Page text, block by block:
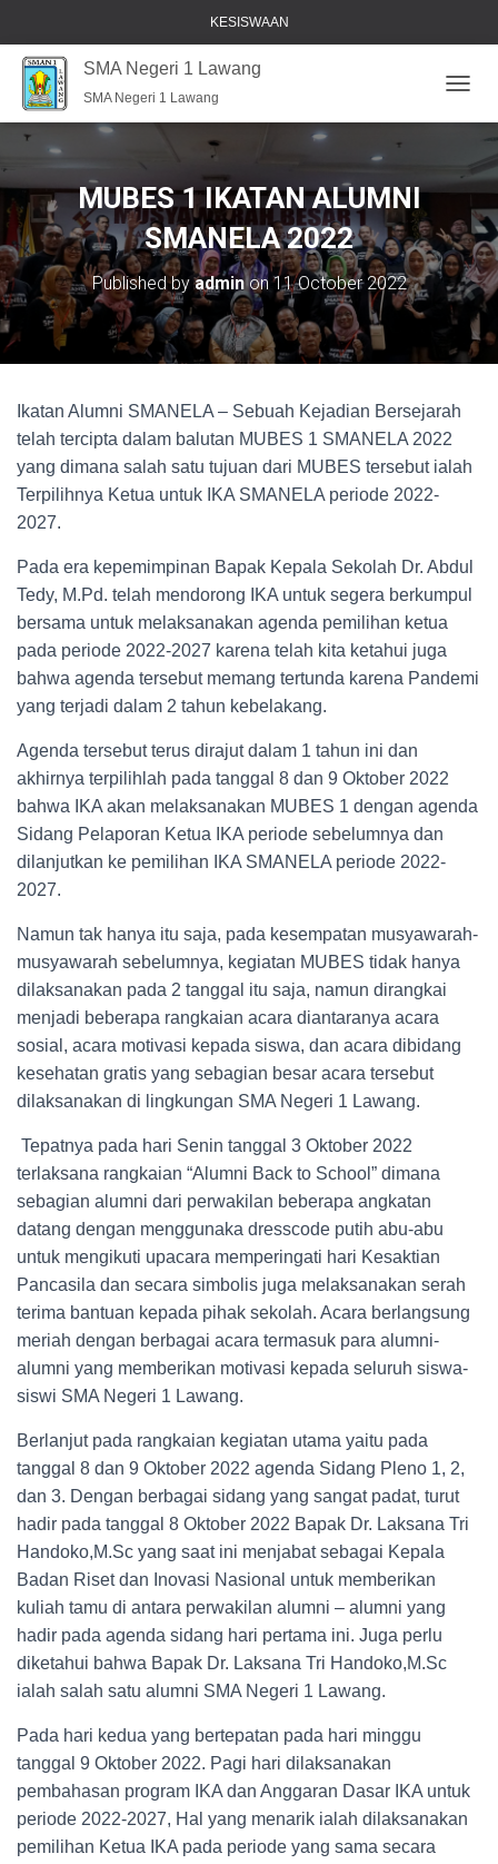
KESISWAAN
SMA Negeri 1 Lawang
SMA Negeri 1 Lawang
O
L
N
A
V
I
T
N
MUBES 1 IKATAN ALUMNI
SMANELA 2022
Published byadminon11 October 2022
Ikatan Alumni SMANELA – Sebuah Kejadian Bersejarah
telah tercipta dalam balutan MUBES 1 SMANELA 2022
yang dimana salah satu tujuan dari MUBES tersebut ialah
Terpilihnya Ketua untuk IKA SMANELA periode 2022-
2027.
Pada era kepemimpinan Bapak Kepala Sekolah Dr. Abdul
Tedy, M.Pd. telah mendorong IKA untuk segera berkumpul
bersama untuk melaksanakan agenda pemilihan ketua
pada periode 2022-2027 karena telah kita ketahui juga
bahwa agenda tersebut memang tertunda karena Pandemi
yang terjadi dalam 2 tahun kebelakang.
Agenda tersebut terus dirajut dalam 1 tahun ini dan
akhirnya terpilihlah pada tanggal 8 dan 9 Oktober 2022
bahwa IKA akan melaksanakan MUBES 1 dengan agenda
Sidang Pelaporan Ketua IKA periode sebelumnya dan
dilanjutkan ke pemilihan IKA SMANELA periode 2022-
2027.
Namun tak hanya itu saja, pada kesempatan musyawarah-
musyawarah sebelumnya, kegiatan MUBES tidak hanya
dilaksanakan pada 2 tanggal itu saja, namun dirangkai
menjadi beberapa rangkaian acara diantaranya acara
sosial, acara motivasi kepada siswa, dan acara dibidang
kesehatan gratis yang sebagian besar acara tersebut
dilaksanakan di lingkungan SMA Negeri 1 Lawang.
Tepatnya pada hari Senin tanggal 3 Oktober 2022
terlaksana rangkaian “Alumni Back to School” dimana
sebagian alumni dari perwakilan beberapa angkatan
datang dengan menggunaka dresscode putih abu-abu
untuk mengikuti upacara memperingati hari Kesaktian
Pancasila dan secara simbolis juga melaksanakan serah
terima bantuan kepada pihak sekolah. Acara berlangsung
meriah dengan berbagai acara termasuk para alumni-
alumni yang memberikan motivasi kepada seluruh siswa-
siswi SMA Negeri 1 Lawang.
Berlanjut pada rangkaian kegiatan utama yaitu pada
tanggal 8 dan 9 Oktober 2022 agenda Sidang Pleno 1, 2,
dan 3. Dengan berbagai sidang yang sangat padat, turut
hadir pada tanggal 8 Oktober 2022 Bapak Dr. Laksana Tri
Handoko,M.Sc yang saat ini menjabat sebagai Kepala
Badan Riset dan Inovasi Nasional untuk memberikan
kuliah tamu di antara perwakilan alumni – alumni yang
hadir pada agenda sidang hari pertama ini. Juga perlu
diketahui bahwa Bapak Dr. Laksana Tri Handoko,M.Sc
ialah salah satu alumni SMA Negeri 1 Lawang.
Pada hari kedua yang bertepatan pada hari minggu
tanggal 9 Oktober 2022. Pagi hari dilaksanakan
pembahasan program IKA dan Anggaran Dasar IKA untuk
periode 2022-2027, Hal yang menarik ialah dilaksanakan
pemilihan Ketua IKA pada periode yang sama secara